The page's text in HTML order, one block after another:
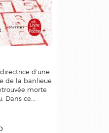
d’une
de la banlieue
morte
ce...